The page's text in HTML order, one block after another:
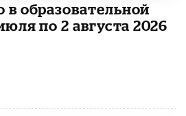
образовательной
по 2 августа 2026